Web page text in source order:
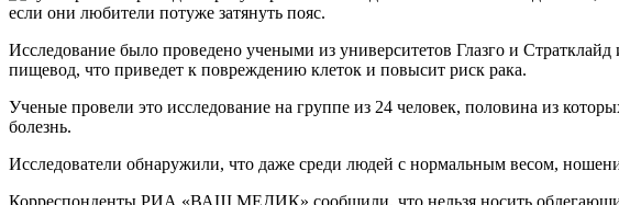
если они любители потуже затянуть пояс.
Исследование было проведено учеными из университетов Глазго и
пищевод, что приведет к повреждению клеток и повысит риск рака.
Ученые провели это исследование на группе из 24 человек, половина из
болезнь.
Исследователи обнаружили, что даже среди людей с нормальным весом,
Корреспонденты РИА «ВАШ МЕДИК» сообщили, что нельзя носить облегающие